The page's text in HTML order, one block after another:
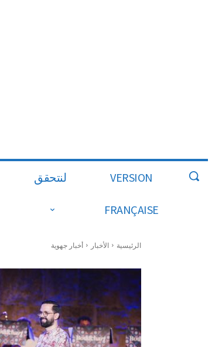
VERSION
FRANÇAISE
لنتحقق
الرئيسية الأخبار أخبار جهوية